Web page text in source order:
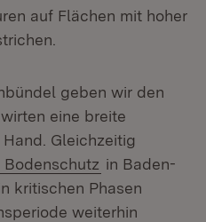
auf Flächen mit hoher
geben wir den
eine breite
Gleichzeitig
Extern:
Bodenschutz (Öffnet in
in Baden-
kritischen Phasen
weiterhin